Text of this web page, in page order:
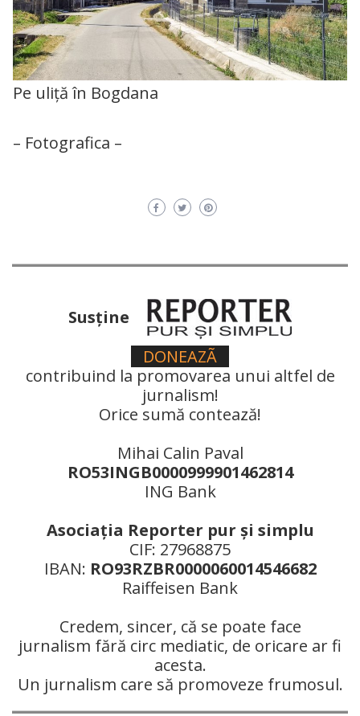
Pe uliță în Bogdana
– Fotografica –
Susţine
DONEAZÃ
contribuind la promovarea unui altfel de
jurnalism!
Orice sumă contează!
Mihai Calin Paval
RO53INGB0000999901462814
ING Bank
Asociaţia Reporter pur şi simplu
CIF: 27968875
IBAN: RO93RZBR0000060014546682
Raiffeisen Bank
Credem, sincer, că se poate face
jurnalism fără circ mediatic, de oricare ar fi
acesta.
Un jurnalism care să promoveze frumosul.